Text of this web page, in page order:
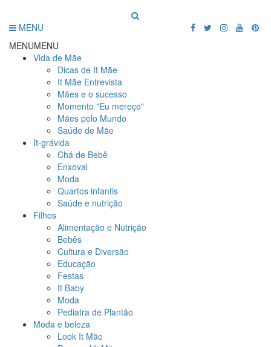
MENU
MENUMENU
Vida de Mãe
Dicas de It Mãe
It Mãe Entrevista
Mães e o sucesso
Momento "Eu mereço"
Mães pelo Mundo
Saúde de Mãe
It-grávida
Chá de Bebê
Enxoval
Moda
Quartos infantis
Saúde e nutrição
Filhos
Alimentação e Nutrição
Bebês
Cultura e Diversão
Educação
Festas
It Baby
Moda
Pediatra de Plantão
Moda e beleza
Look It Mãe